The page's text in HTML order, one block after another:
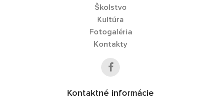
Školstvo
Kultúra
Fotogaléria
Kontakty
Kontaktné informácie